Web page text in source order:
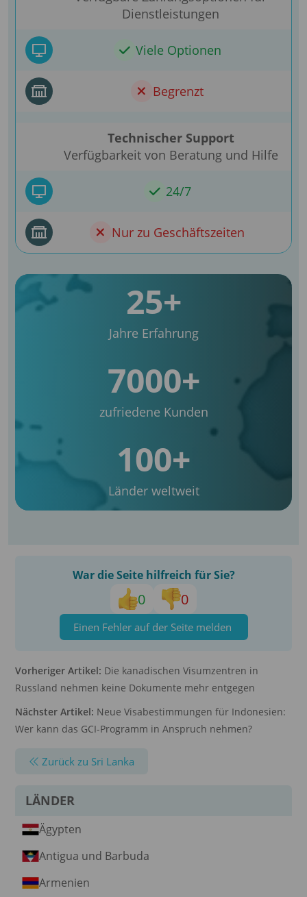
Dienstleistungen
Viele Optionen
Begrenzt
Technischer Support
Verfügbarkeit von Beratung und Hilfe
24/7
Nur zu Geschäftszeiten
25+
Jahre Erfahrung
7000+
zufriedene Kunden
100+
Länder weltweit
War die Seite hilfreich für Sie?
0 0
Einen Fehler auf der Seite melden
Vorheriger Artikel: Die kanadischen Visumzentren in
Russland nehmen keine Dokumente mehr entgegen
Nächster Artikel: Neue Visabestimmungen für Indonesien:
Wer kann das GCI-Programm in Anspruch nehmen?
Zurück zu Sri Lanka
LÄNDER
Ägypten
Antigua und Barbuda
Armenien